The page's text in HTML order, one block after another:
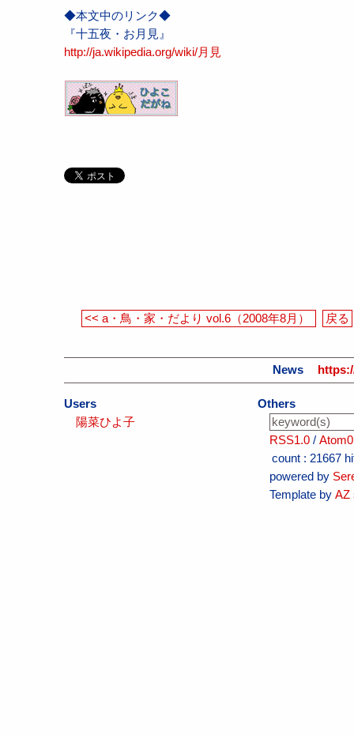
◆本文中のリンク◆
『十五夜・お月見』
http://ja.wikipedia.org/wiki/月見
<< a・鳥・家・だより vol.6（2008年8月） 戻る
News
Users
陽菜ひよ子
Others
RSS1.0 /
count : 21667
powered by
Template byAZ